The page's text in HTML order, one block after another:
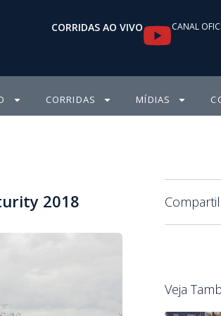
CORRIDAS AO VIVO
Y
u
t
b
e
CANAL
CORRIDAS MÍDIAS
2018
Veja